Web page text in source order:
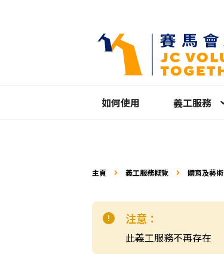
如何使用 義工服務
主頁 義工服務概覽 體育及藝術
注意：
此義工服務不再存在